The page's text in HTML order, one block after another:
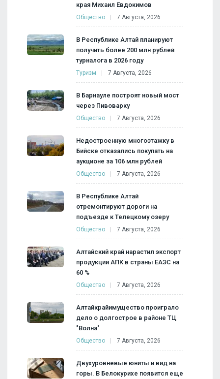
края Михаил Евдокимов
Общество 7 Августа, 2026
В Республике Алтай планируют
получить более 200 млн рублей
турналога в 2026 году
Туризм 7 Августа, 2026
В Барнауле построят новый мост
через Пивоварку
Общество 7 Августа, 2026
Недостроенную многоэтажку в
Бийске отказались покупать на
аукционе за 106 млн рублей
Общество 7 Августа, 2026
В Республике Алтай
отремонтируют дороги на
подъезде к Телецкому озеру
Общество 7 Августа, 2026
Алтайский край нарастил экспорт
продукции АПК в страны ЕАЭС на
60 %
Общество 7 Августа, 2026
Алтайкрайимущество проиграло
дело о долгострое в районе ТЦ
"Волна"
Общество 7 Августа, 2026
Двухуровневые юниты и вид на
горы. В Белокурихе появится еще